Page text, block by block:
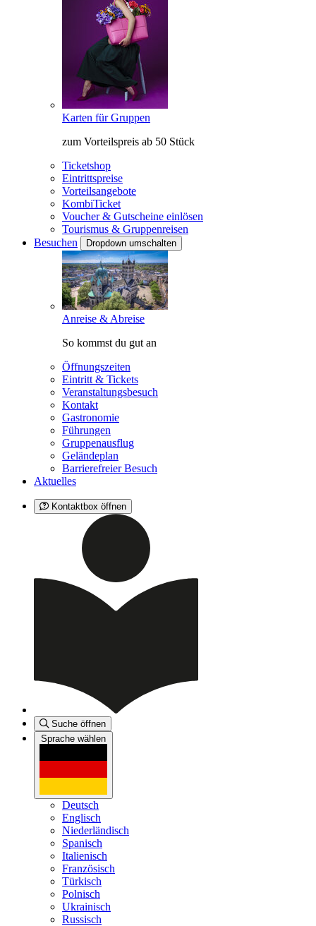
Karten für Gruppen
zum Vorteilspreis ab 50 Stück
Ticketshop
Eintrittspreise
Vorteilsangebote
KombiTicket
Voucher & Gutscheine einlösen
Tourismus & Gruppenreisen
Besuchen
Dropdown umschalten
Anreise & Abreise
So kommst du gut an
Öffnungszeiten
Eintritt & Tickets
Veranstaltungsbesuch
Kontakt
Gastronomie
Führungen
Gruppenausflug
Geländeplan
Barrierefreier Besuch
Aktuelles
Kontaktbox öffnen
Suche öffnen
Sprache wählen
Deutsch
Englisch
Niederländisch
Spanisch
Italienisch
Französisch
Türkisch
Polnisch
Ukrainisch
Russisch